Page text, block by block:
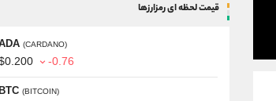
قیمت لحظه ای رمزارزها
(CARDANO)
-0.76
BTC (BITCOIN)